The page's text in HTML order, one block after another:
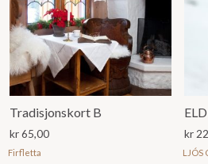
Tradisjonskort B
kr65,00
Firfletta
kr
LJÓS